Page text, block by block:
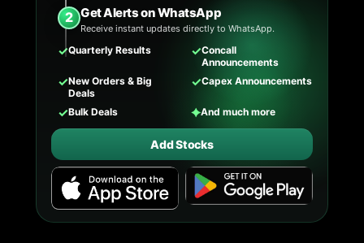
2 Get Alerts on WhatsApp
Receive instant updates directly to WhatsApp.
✓Quarterly Results ✓Concall
Announcements
✓New Orders & Big
Deals
✓Capex Announcements
✓Bulk Deals ✦And much more
Add Stocks